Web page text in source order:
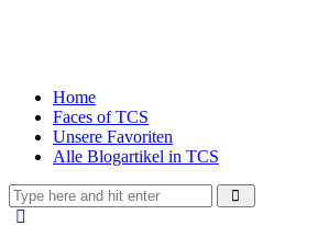
Home
Faces of TCS
Unsere Favoriten
Alle Blogartikel in TCS